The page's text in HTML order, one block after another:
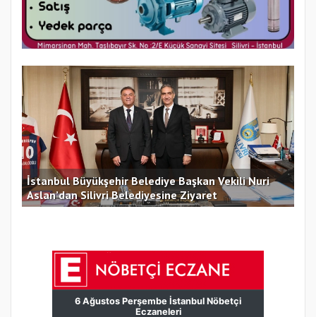
İstanbul Büyükşehir Belediye Başkan Vekili Nuri
Aslan’dan Silivri Belediyesine Ziyaret